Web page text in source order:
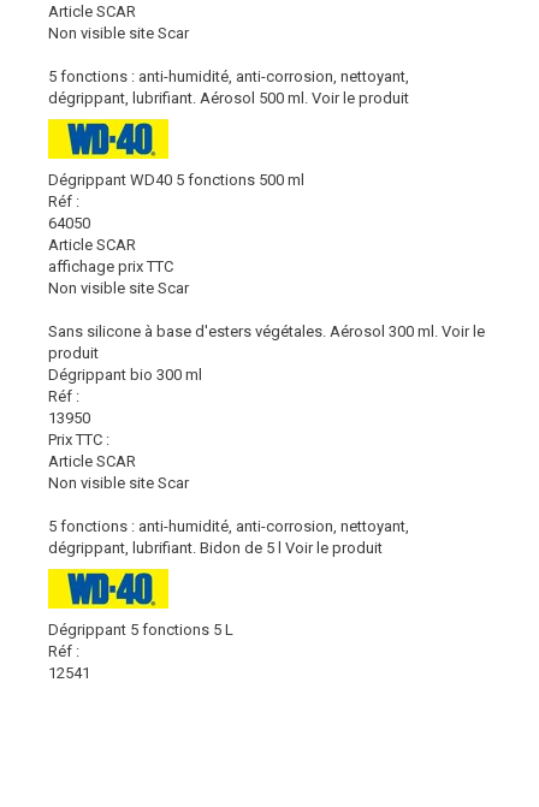
Article SCAR
Non visible site Scar
5 fonctions : anti-humidité, anti-corrosion, nettoyant,
dégrippant, lubrifiant. Aérosol 500 ml.
Voir le produit
Dégrippant WD40 5 fonctions 500 ml
Réf :
64050
Article SCAR
affichage prix TTC
Non visible site Scar
Sans silicone à base d'esters végétales. Aérosol 300 ml.
Voir le
produit
Dégrippant bio 300 ml
Réf :
13950
Prix TTC :
Article SCAR
Non visible site Scar
5 fonctions : anti-humidité, anti-corrosion, nettoyant,
dégrippant, lubrifiant. Bidon de 5 l Voir le produit
Dégrippant 5 fonctions 5 L
Réf :
12541